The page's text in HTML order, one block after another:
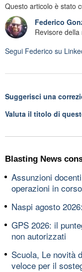
Questo articolo è stato
Federico
Revisore della
Segui Federico su
Suggerisci una
Valuta il titolo di
Blasting News
Assunzioni
operazioni in
Naspi agosto
GPS 2026: il
non autorizzati
Scuola, Le novità
veloce per il